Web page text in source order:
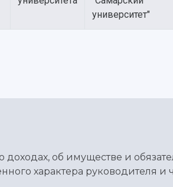
университет"
доходах, об имуществе и
характера руководителя и